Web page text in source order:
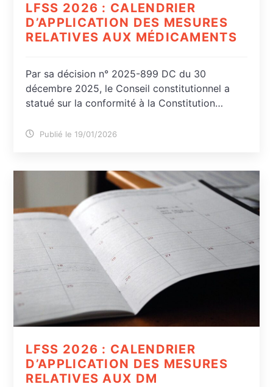
LFSS 2026 : CALENDRIER
D’APPLICATION DES MESURES
RELATIVES AUX MÉDICAMENTS
Par sa décision n° 2025-899 DC du 30
décembre 2025, le Conseil constitutionnel a
statué sur la conformité à la Constitution…
Publié le 19/01/2026
LFSS 2026 : CALENDRIER
D’APPLICATION DES MESURES
RELATIVES AUX DM